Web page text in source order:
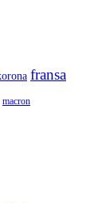
fransa
macron